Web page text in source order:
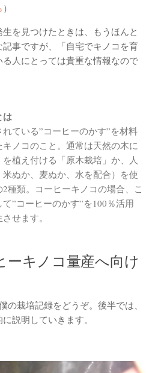
）
を見つけたときは、もうほんと
事ですが、「自宅でキノコを育
人にとっては貴重な情報なので
は
ている”コーヒーのかす”を材料
ノコのこと。通常は天然の木に
植え付ける「原木栽培」か、人
ぬか、麦ぬか、水を配合）を使
種類。コーヒーキノコの場合、こ
”コーヒーのかす”を100％活用
せます。
ーキノコ量産へ向け
の栽培記録をどうぞ。後半では、
説明していきます。